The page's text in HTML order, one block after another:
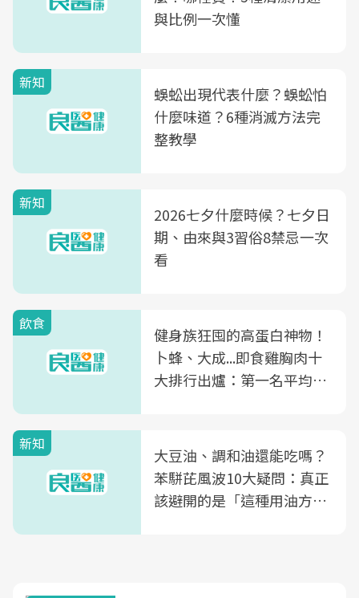
與比例一次懂
新知
蜈蚣出現代表什麼？蜈蚣怕
什麼味道？6種消滅方法完
整教學
新知
2026七夕什麼時候？七夕日
期、由來與3習俗8禁忌一次
看
飲食
健身族狂囤的高蛋白神物！
卜蜂、大成...即食雞胸肉十
大排行出爐：第一名平均一
新知
大豆油、調和油還能吃嗎？
苯駢芘風波10大疑問：真正
該避開的是「這種用油方